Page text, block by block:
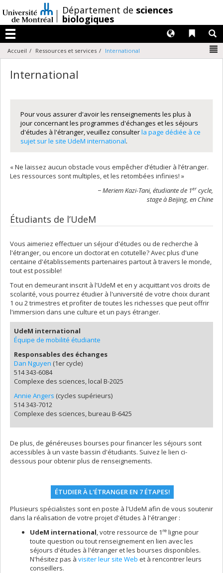
au
contenu
/Département de sciences
biologiques
Menu
Liens
Langues
Accueil Ressources et services International
International
Pour vous assurer d'avoir les renseignements les plus à
jour concernant les programmes d'échanges et les séjours
d'études à l'étranger, veuillez consulterla page dédiée à ce
sujet sur le site UdeM international.
« Ne laissez aucun obstacle vous empêcher d’étudier à l’étranger.
Les ressources sont multiples, et les retombées infinies! »
− Meriem Kazi-Tani, étudiante de 1er cycle,
stage à Beijing, en Chine
Étudiants de l’UdeM
Vous aimeriez effectuer un séjour d'études ou de recherche à
l'étranger, ou encore un doctorat en cotutelle? Avec plus d'une
centaine d'établissements partenaires partout à travers le monde,
tout est possible!
Tout en demeurant inscrit à l'UdeM et en y acquittant vos droits de
scolarité, vous pourrez étudier à l'université de votre choix durant
1 ou 2 trimestres et profiter de toutes les richesses que peut offrir
l'immersion dans une culture et un pays étranger.
UdeM international
Équipe de mobilité étudiante
Responsables des échanges
Dan Nguyen (1er cycle)
514 343-6084
Complexe des sciences, local B-2025
Annie Angers (cycles supérieurs)
514 343-7012
Complexe des sciences, bureau B-6425
De plus, de généreuses bourses pour financer les séjours sont
accessibles à un vaste bassin d'étudiants. Suivez le lien ci-
dessous pour obtenir plus de renseignements.
ÉTUDIER À L'ÉTRANGER EN 7 ÉTAPES!
Plusieurs spécialistes sont en poste à l'UdeM afin de vous soutenir
dans la réalisation de votre projet d'études à l'étranger :
UdeM international , votre ressource de 1 re ligne pour
toute question ou tout renseignement en lien avec les
séjours d'études à l'étranger et les bourses disponibles.
N'hésitez pas à visiter leur site Web et à rencontrer leurs
conseillers.